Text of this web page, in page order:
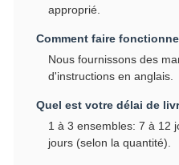
approprié.
Comment faire
Nous fournissons des
d'instructions en anglais.
Quel est votre délai de
1 à 3 ensembles: 7 à 12
jours (selon la quantité).